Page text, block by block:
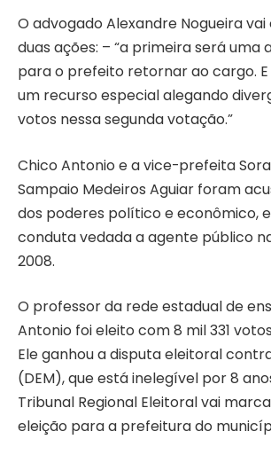
O advogado Alexandre Nogueira
duas ações: – “a primeira será uma
para o prefeito retornar ao cargo. E
um recurso especial alegando
votos nessa segunda votação.”
Chico Antonio e a vice-prefeita
Sampaio Medeiros Aguiar foram
dos poderes político e econômico,
conduta vedada a agente público
2008.
O professor da rede estadual de
Antonio foi eleito com 8 mil 331
Ele ganhou a disputa eleitoral
(DEM), que está inelegível por 8
Tribunal Regional Eleitoral vai
eleição para a prefeitura do